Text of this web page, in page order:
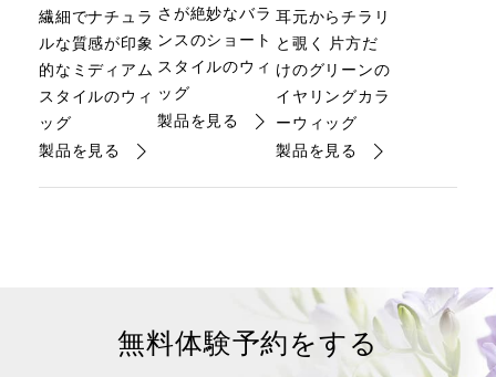
繊細でナチュラ
ルな質感が印象
的なミディアム
スタイルのウィ
ッグ
製品を見る
さが絶妙なバラ
ンスのショート
スタイルのウィ
ッグ
製品を見る
耳元からチラリ
と覗く 片方だ
けのグリーンの
イヤリングカラ
ーウィッグ
製品を見る
無料体験予約をする